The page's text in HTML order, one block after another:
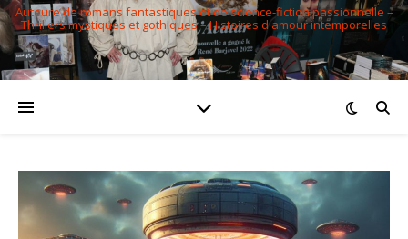
Auteure de romans fantastiques et de science-fiction passionnelle –
Thrillers mystiques et gothiques – Histoires d'amour intemporelles